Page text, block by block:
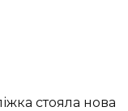
стояла нова